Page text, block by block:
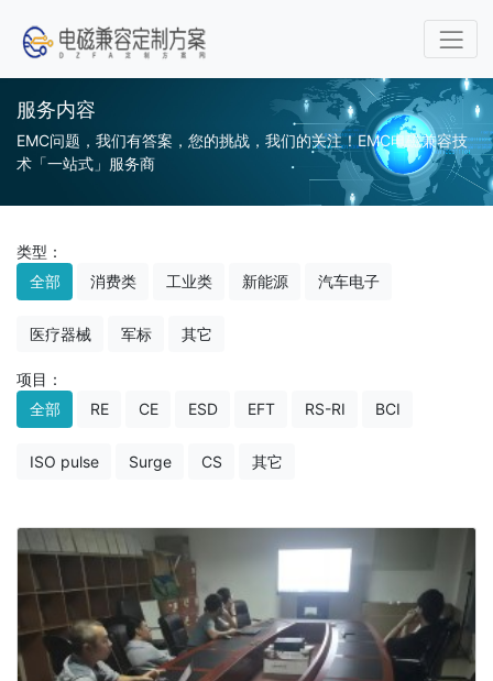
服务内容
EMC问题，我们有答案，您的挑战，我们的关注！EMC电磁兼容技
术「一站式」服务商
类型：
全部
消费类 工业类 新能源 汽车电子
医疗器械 军标 其它
项目：
全部
RE CE ESD EFT RS-RI BCI
ISO pulse Surge CS 其它